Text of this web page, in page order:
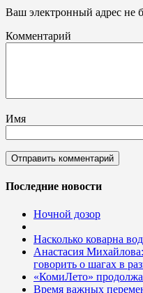
Ваш электронный адрес не
Комментарий
Имя
Последние новости
Ночной дозор
Насколько коварна
Анастасия
говорить о шагах в
«КомиЛето»
Время важных